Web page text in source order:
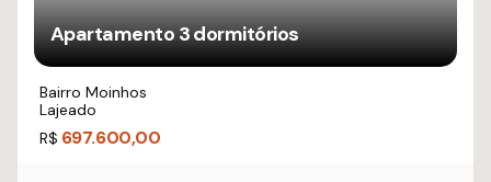
Apartamento 3 dormitórios
Bairro Moinhos
Lajeado
R$ 697.600,00